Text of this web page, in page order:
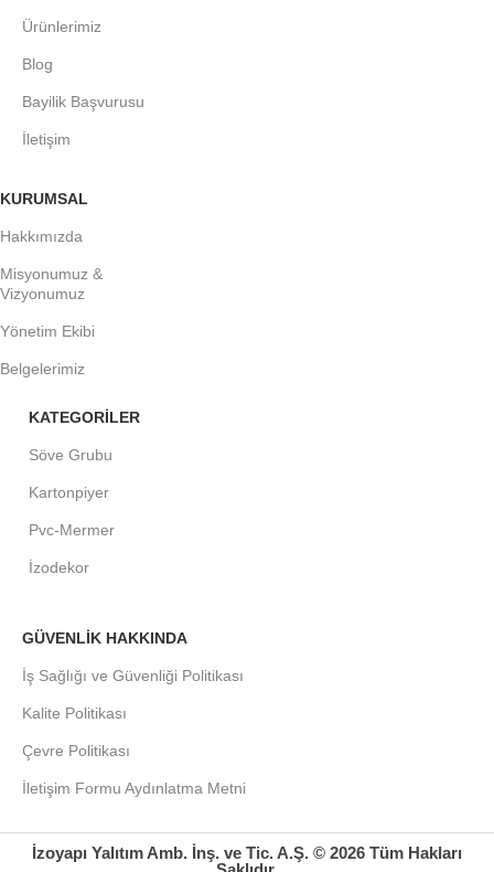
Ürünlerimiz
Blog
Bayilik Başvurusu
İletişim
KURUMSAL
Hakkımızda
Misyonumuz &
Vizyonumuz
Yönetim Ekibi
Belgelerimiz
KATEGORİLER
Söve Grubu
Kartonpiyer
Pvc-Mermer
İzodekor
GÜVENLİK HAKKINDA
İş Sağlığı ve Güvenliği Politikası
Kalite Politikası
Çevre Politikası
İletişim Formu Aydınlatma Metni
İzoyapı Yalıtım Amb. İnş. ve Tic. A.Ş. © 2026 Tüm Hakları